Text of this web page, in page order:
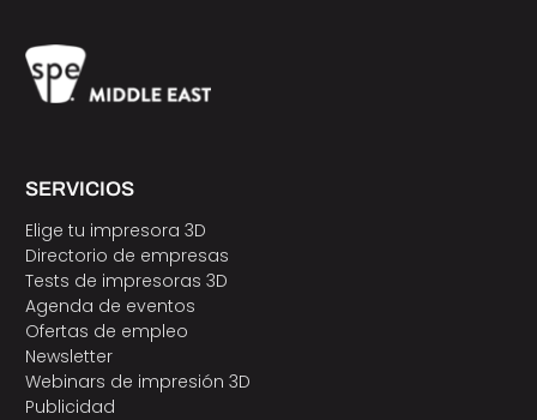
SERVICIOS
Elige tu impresora 3D
Directorio de empresas
Tests de impresoras 3D
Agenda de eventos
Ofertas de empleo
Newsletter
Webinars de impresión 3D
Publicidad